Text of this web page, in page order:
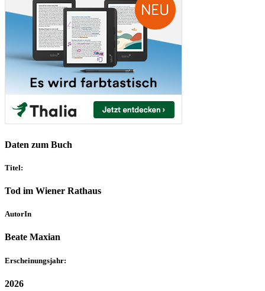
Daten zum Buch
Titel:
Tod im Wiener Rathaus
AutorIn
Beate Maxian
Erscheinungsjahr:
2026